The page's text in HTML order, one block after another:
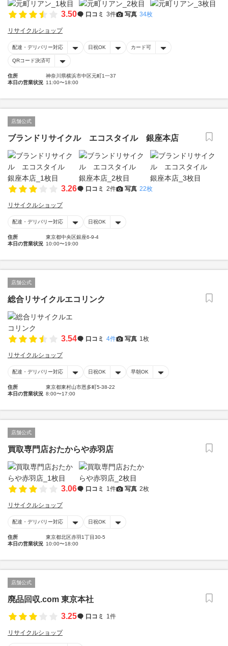
3.50 口コミ 3件 写真 34枚
リサイクルショップ
配達・デリバリー対応 日祝OK カード可
QRコード決済可
住所
神奈川県横浜市中区元町1一37
本日の営業状況 11:00〜18:00
店舗公式
ブランドリサイクル エコスタイル 銀座本店
3.26 口コミ 2件 写真 22枚
リサイクルショップ
配達・デリバリー対応 日祝OK
住所
東京都中央区銀座6-9-4
本日の営業状況 10:00〜19:00
店舗公式
総合リサイクルエコリンク
3.54 口コミ 4件 写真 1枚
リサイクルショップ
配達・デリバリー対応 日祝OK 早朝OK
住所
東京都東村山市恩多町5-38-22
本日の営業状況 8:00〜17:00
店舗公式
買取専門店おたからや赤羽店
3.06 口コミ 1件 写真 2枚
リサイクルショップ
配達・デリバリー対応 日祝OK
住所
東京都北区赤羽1丁目30-5
本日の営業状況 10:00〜18:00
店舗公式
廃品回収.com 東京本社
3.25
口コミ 1件
リサイクルショップ